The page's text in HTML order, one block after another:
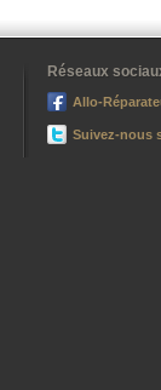
Réseaux
Allo-
Suivez-nous